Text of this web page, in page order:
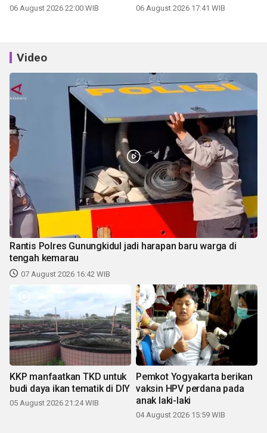
06 August 2026 22:00 WIB 06 August 2026 17:41 WIB
Video
Rantis Polres Gunungkidul jadi harapan baru warga di
tengah kemarau
07 August 2026 16:42 WIB
KKP manfaatkan TKD untuk
budi daya ikan tematik di DIY
05 August 2026 21:24 WIB
Pemkot Yogyakarta berikan
vaksin HPV perdana pada
anak laki-laki
04 August 2026 15:59 WIB